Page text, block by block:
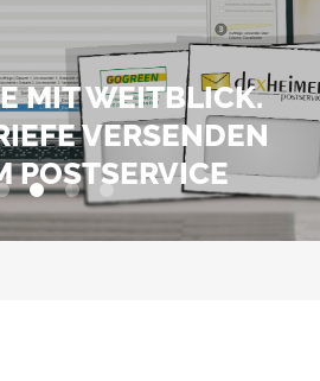
MIT WEITBLICK.
VERSENDEN
POSTSERVICE
0 1 2 3